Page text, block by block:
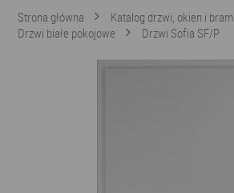
Strona główna
Katalog drzwi, okien i bram
Drzwi białe pokojowe
Drzwi Sofia SF/P